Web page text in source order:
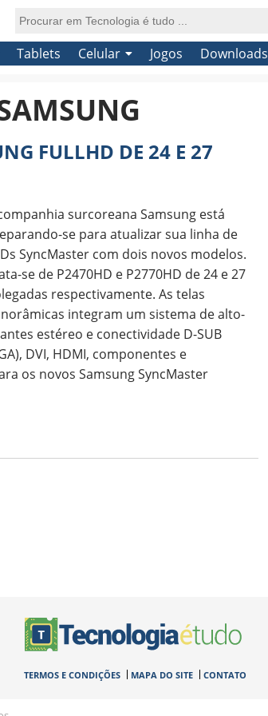
Tablets Celular Jogos Downloads
FULLHD DE 24 E 27
surcoreana Samsung está
se para atualizar sua linha de
SyncMaster com dois novos modelos.
se de P2470HD e P2770HD de 24 e 27
respectivamente. As telas
integram um sistema de alto-
estéreo e conectividade D-SUB
DVI, HDMI, componentes e
os novos Samsung SyncMaster
TERMOS E CONDIÇÕES MAPA DO SITE CONTATO